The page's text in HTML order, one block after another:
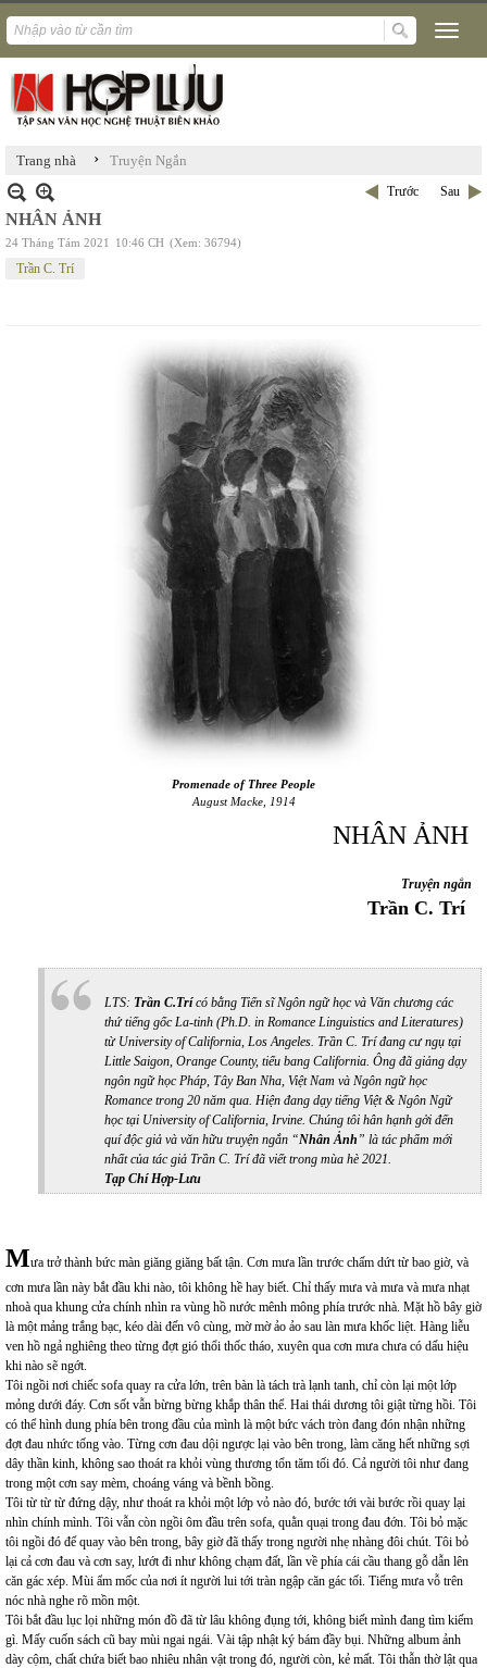
Trang nhà › Truyện Ngắn
Trước Sau
NHÂN ẢNH
24 Tháng Tám 2021 10:46 CH (Xem: 36794)
Trần C. Trí
Promenade of Three People
August Macke, 1914
NHÂN ẢNH
Truyện ngắn
Trần C. Trí
LTS: Trần C.Trícó bằng Tiến sĩ Ngôn ngữ học và Văn chương các
thứ tiếng gốc La-tinh (Ph.D. in Romance Linguistics and Literatures)
từ University of California, Los Angeles. Trần C. Trí đang cư ngụ tại
Little Saigon, Orange County, tiểu bang California. Ông đã giảng dạy
ngôn ngữ học Pháp, Tây Ban Nha, Việt Nam và Ngôn ngữ học
Romance trong 20 năm qua. Hiện đang dạy tiếng Việt & Ngôn Ngữ
học tại University of California, Irvine. Chúng tôi hân hạnh gởi đến
quí độc giả và văn hữu truyện ngắn “Nhân Ảnh” là tác phẩm mới
nhất của tác giả Trần C. Trí đã viết trong mùa hè 2021.
Tạp Chí Hợp-Lưu
Mưa trở thành bức màn giăng giăng bất tận. Cơn mưa lần trước chấm dứt từ bao giờ, và
cơn mưa lần này bắt đầu khi nào, tôi không hề hay biết. Chỉ thấy mưa và mưa và mưa nhạt
nhoà qua khung cửa chính nhìn ra vùng hồ nước mênh mông phía trước nhà. Mặt hồ bây giờ
là một mảng trắng bạc, kéo dài đến vô cùng, mờ mờ ảo ảo sau làn mưa khốc liệt. Hàng liễu
ven hồ ngả nghiêng theo từng đợt gió thổi thốc tháo, xuyên qua cơn mưa chưa có dấu hiệu
khi nào sẽ ngớt.
Tôi ngồi nơi chiếc sofa quay ra cửa lớn, trên bàn là tách trà lạnh tanh, chỉ còn lại một lớp
mỏng dưới đáy. Cơn sốt vẫn bừng bừng khắp thân thể. Hai thái dương tôi giật từng hồi. Tôi
có thể hình dung phía bên trong đầu của mình là một bức vách tròn đang đón nhận những
đợt đau nhức tống vào. Từng cơn đau dội ngược lại vào bên trong, làm căng hết những sợi
dây thần kinh, không sao thoát ra khỏi vùng thương tổn tăm tối đó. Cả người tôi như đang
trong một cơn say mèm, choáng váng và bềnh bồng.
Tôi từ từ từ đứng dậy, như thoát ra khỏi một lớp vỏ nào đó, bước tới vài bước rồi quay lại
nhìn chính mình. Tôi vẫn còn ngồi ôm đầu trên sofa, quằn quại trong đau đớn. Tôi bỏ mặc
tôi ngồi đó để quay vào bên trong, bây giờ đã thấy trong người nhẹ nhàng đôi chút. Tôi bỏ
lại cả cơn đau và cơn say, lướt đi như không chạm đất, lần về phía cái cầu thang gỗ dẫn lên
căn gác xép. Mùi ẩm mốc của nơi ít người lui tới tràn ngập căn gác tối. Tiếng mưa vỗ trên
nóc nhà nghe rõ mồn một.
Tôi bắt đầu lục lọi những món đồ đã từ lâu không đụng tới, không biết mình đang tìm kiếm
gì. Mấy cuốn sách cũ bay mùi ngai ngái. Vài tập nhật ký bám đầy bụi. Những album ảnh
dày cộm, chất chứa biết bao nhiêu nhân vật trong đó, người còn, kẻ mất. Tôi thẫn thờ lật qua